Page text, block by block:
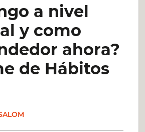
a nivel
y como
ahora?
de Hábitos